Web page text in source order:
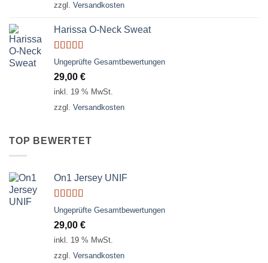
zzgl. Versandkosten
Harissa O-Neck Sweat
Bewertet
mit 4.00
von 5
Ungeprüfte Gesamtbewertungen
29,00 €
inkl. 19 % MwSt.
zzgl. Versandkosten
TOP BEWERTET
On1 Jersey UNIF
Bewertet
mit 5.00
5
Ungeprüfte Gesamtbewertungen
29,00 €
inkl. 19 % MwSt.
zzgl. Versandkosten